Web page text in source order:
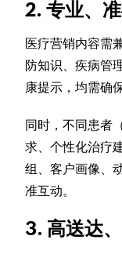
2. 专业、
医疗营销内容需
防知识、疾病管
康提示，均需确
同时，不同患者
求、个性化治疗
组、客户画像、
准互动。
3. 高送达